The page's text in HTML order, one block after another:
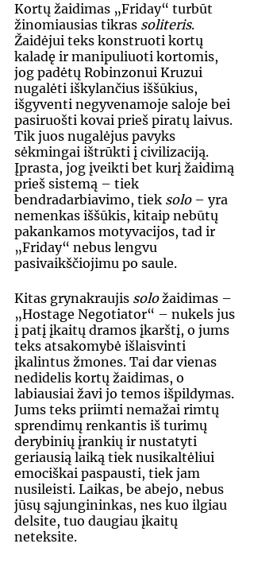
Kortų žaidimas „Friday“ turbūt
žinomiausias tikras soliteris.
Žaidėjui teks konstruoti kortų
kaladę ir manipuliuoti kortomis,
jog padėtų Robinzonui Kruzui
nugalėti iškylančius iššūkius,
išgyventi negyvenamoje saloje bei
pasiruošti kovai prieš piratų laivus.
Tik juos nugalėjus pavyks
sėkmingai ištrūkti į civilizaciją.
Įprasta, jog įveikti bet kurį žaidimą
prieš sistemą – tiek
bendradarbiavimo, tiek solo – yra
nemenkas iššūkis, kitaip nebūtų
pakankamos motyvacijos, tad ir
„Friday“ nebus lengvu
pasivaikščiojimu po saule.
Kitas grynakraujis solo žaidimas –
„Hostage Negotiator“ – nukels jus
į patį įkaitų dramos įkarštį, o jums
teks atsakomybė išlaisvinti
įkalintus žmones. Tai dar vienas
nedidelis kortų žaidimas, o
labiausiai žavi jo temos išpildymas.
Jums teks priimti nemažai rimtų
sprendimų renkantis iš turimų
derybinių įrankių ir nustatyti
geriausią laiką tiek nusikaltėliui
emociškai paspausti, tiek jam
nusileisti. Laikas, be abejo, nebus
jūsų sąjungininkas, nes kuo ilgiau
delsite, tuo daugiau įkaitų
neteksite.